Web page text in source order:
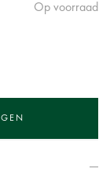
Op voorraad